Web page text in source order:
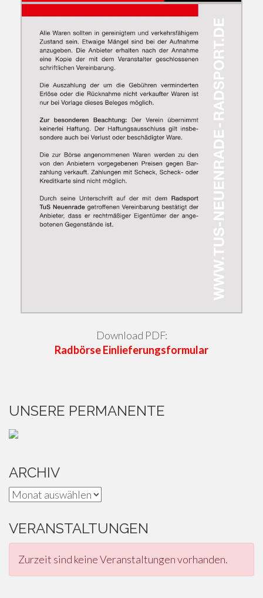
Download PDF:
Radbörse Einlieferungsformular
UNSERE PERMANENTE
ARCHIV
Archiv
VERANSTALTUNGEN
Zurzeit sind keine Veranstaltungen vorhanden.